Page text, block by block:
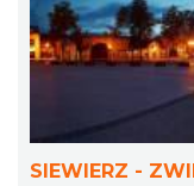
SIEWIERZ -